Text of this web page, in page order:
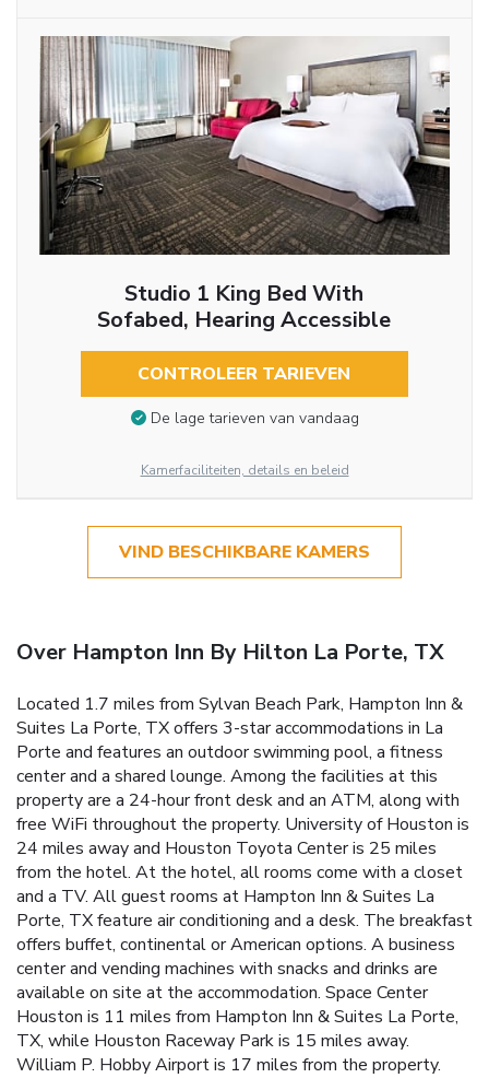
Studio 1 King Bed With
Sofabed, Hearing Accessible
CONTROLEER TARIEVEN
De lage tarieven van vandaag
Kamerfaciliteiten, details en beleid
VIND BESCHIKBARE KAMERS
Over Hampton Inn By Hilton La Porte, TX
Located 1.7 miles from Sylvan Beach Park, Hampton Inn &
Suites La Porte, TX offers 3-star accommodations in La
Porte and features an outdoor swimming pool, a fitness
center and a shared lounge. Among the facilities at this
property are a 24-hour front desk and an ATM, along with
free WiFi throughout the property. University of Houston is
24 miles away and Houston Toyota Center is 25 miles
from the hotel. At the hotel, all rooms come with a closet
and a TV. All guest rooms at Hampton Inn & Suites La
Porte, TX feature air conditioning and a desk. The breakfast
offers buffet, continental or American options. A business
center and vending machines with snacks and drinks are
available on site at the accommodation. Space Center
Houston is 11 miles from Hampton Inn & Suites La Porte,
TX, while Houston Raceway Park is 15 miles away.
William P. Hobby Airport is 17 miles from the property.